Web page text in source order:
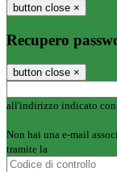
button close ×
Recupero
button close ×
all'indirizzo indicato con
Non hai una e-mail
tramite la